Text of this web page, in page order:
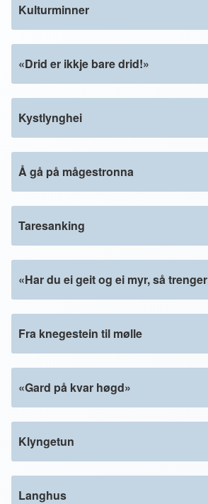
Kulturminner
«Drid er ikkje bare drid!»
Kystlynghei
Å gå på mågestronna
Taresanking
«Har du ei geit og ei myr, så
Fra knegestein til mølle
«Gard på kvar høgd»
Klyngetun
Langhus